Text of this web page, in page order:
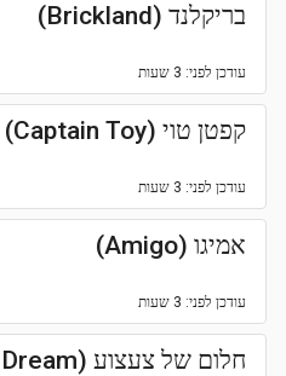
בריקלנד (Brickland)
עודכן לפני: 3 שעות
קפטן טוי (Captain Toy)
עודכן לפני: 3 שעות
אמיגו (Amigo)
עודכן לפני: 3 שעות
חלום של צעצוע (Toys Dream)